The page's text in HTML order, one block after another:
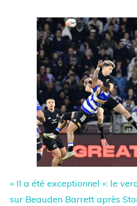
« Il a été exceptionnel »: le
sur Beauden Barrett après